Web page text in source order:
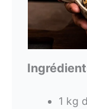
1 kg